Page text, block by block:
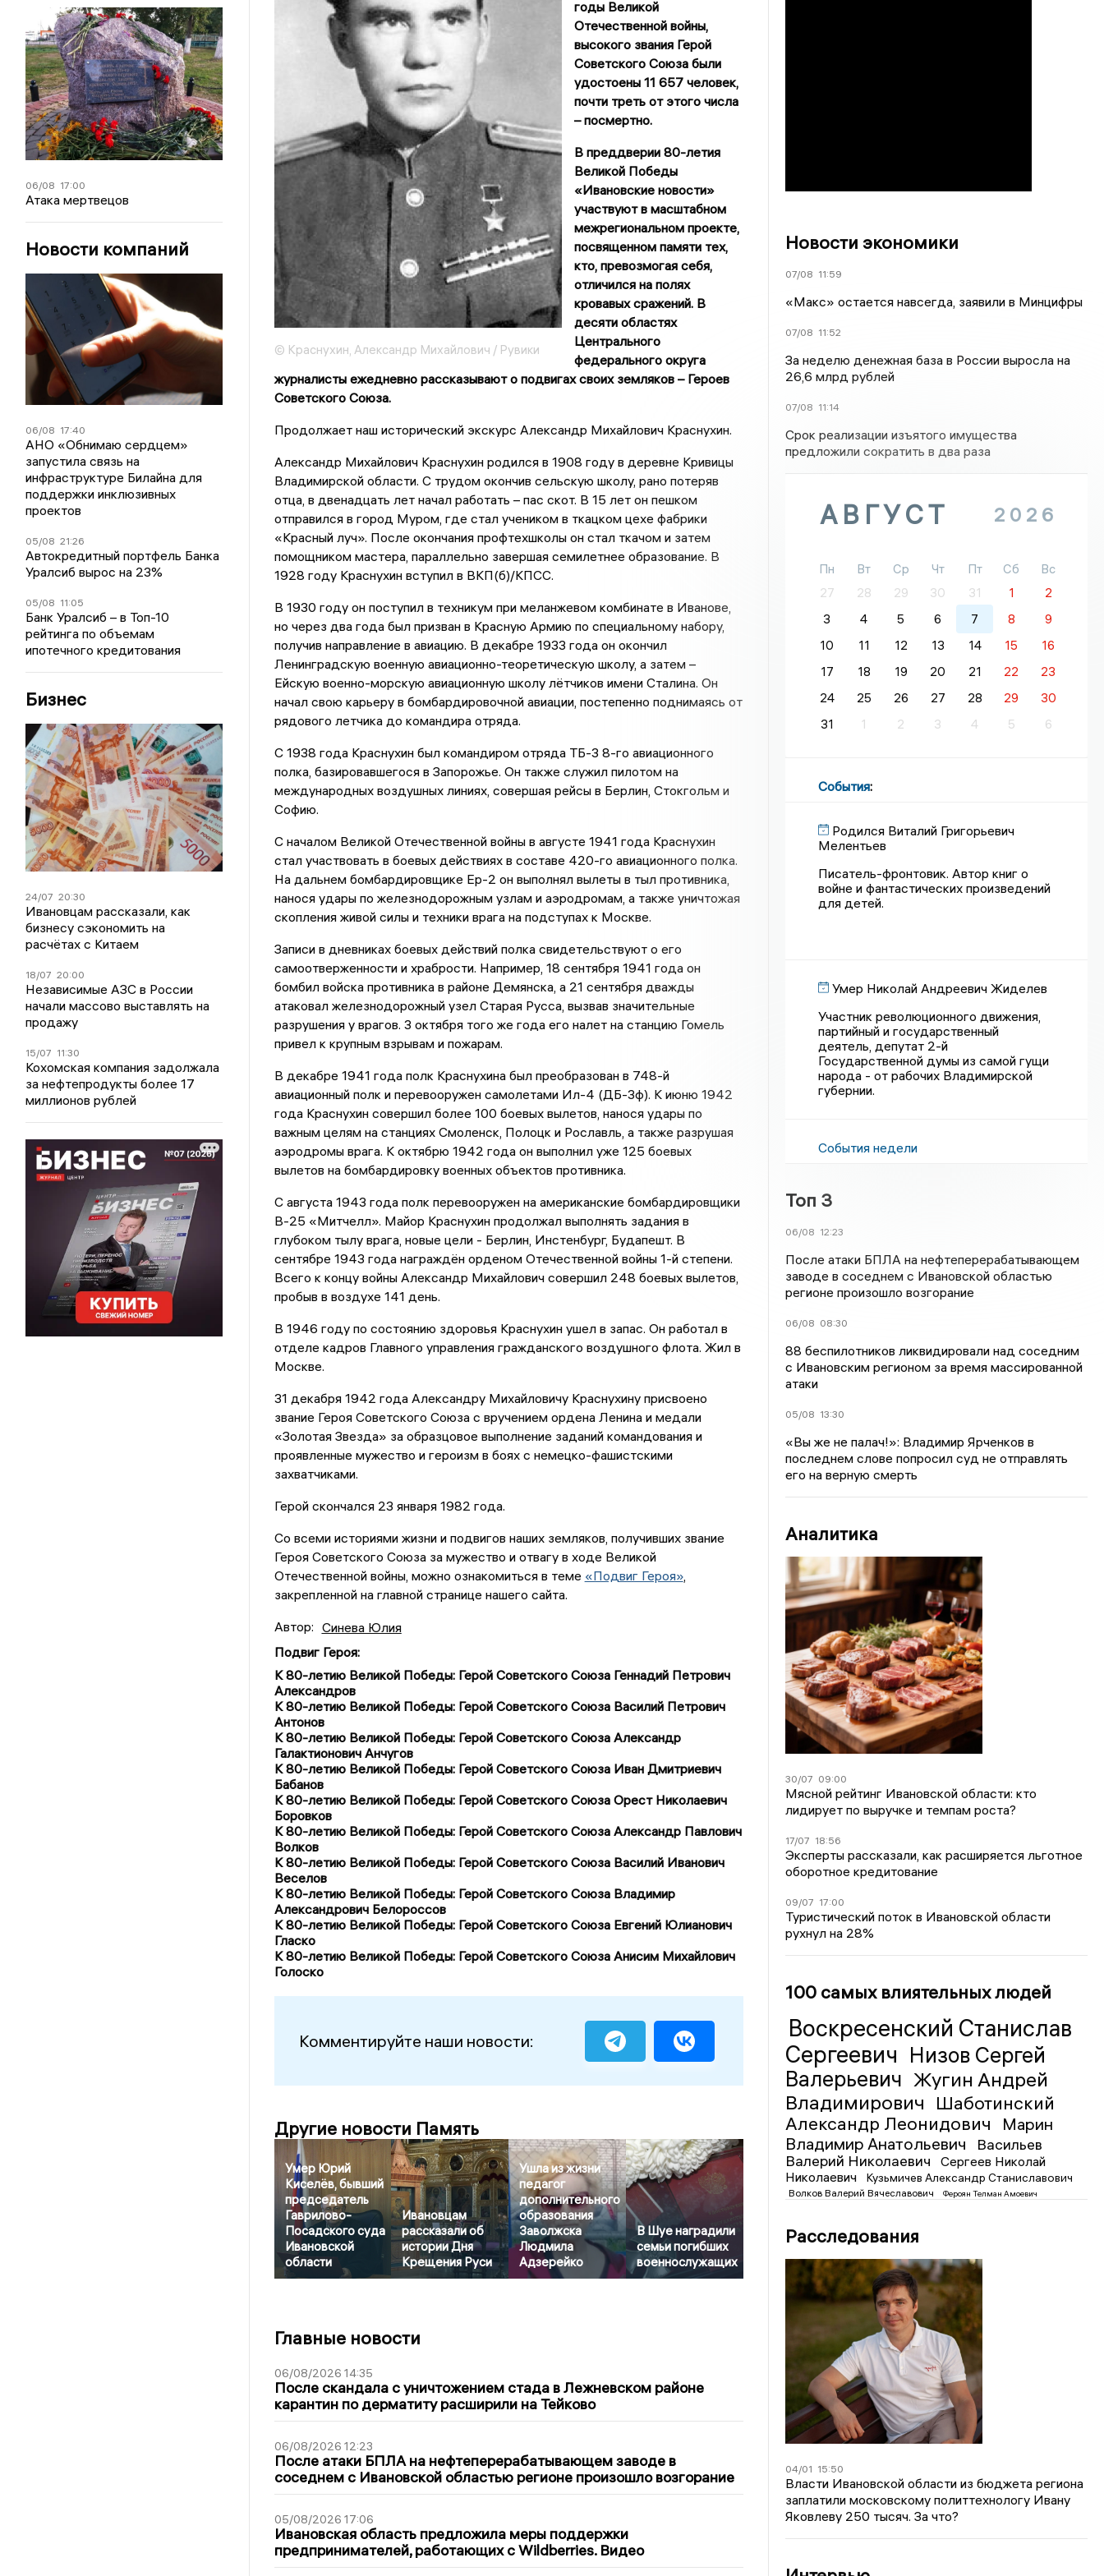
06/08 17:00
Атака мертвецов
Новости компаний
06/08 17:40
АНО «Обнимаю сердцем»
запустила связь на
инфраструктуре Билайна для
поддержки инклюзивных
проектов
05/08 21:26
Автокредитный портфель Банка
Уралсиб вырос на 23%
05/08 11:05
Банк Уралсиб – в Топ-10
рейтинга по объемам
ипотечного кредитования
Бизнес
24/07 20:30
Ивановцам рассказали, как
бизнесу сэкономить на
расчётах с Китаем
18/07 20:00
Независимые АЗС в России
начали массово выставлять на
продажу
15/07 11:30
Кохомская компания задолжала
за нефтепродукты более 17
миллионов рублей
© Краснухин, Александр Михайлович / Рувики
годы Великой
Отечественной войны,
высокого звания Герой
Советского Союза были
удостоены 11 657 человек,
почти треть от этого числа
– посмертно.
В преддверии 80-летия
Великой Победы
«Ивановские новости»
участвуют в масштабном
межрегиональном проекте,
посвященном памяти тех,
кто, превозмогая себя,
отличился на полях
кровавых сражений. В
десяти областях
Центрального
федерального округа
журналисты ежедневно рассказывают о подвигах своих земляков – Героев
Советского Союза.
Продолжает наш исторический экскурс Александр Михайлович Краснухин.
Александр Михайлович Краснухин родился в 1908 году в деревне Кривицы
Владимирской области. С трудом окончив сельскую школу, рано потеряв
отца, в двенадцать лет начал работать – пас скот. В 15 лет он пешком
отправился в город Муром, где стал учеником в ткацком цехе фабрики
«Красный луч». После окончания профтехшколы он стал ткачом и затем
помощником мастера, параллельно завершая семилетнее образование. В
1928 году Краснухин вступил в ВКП(б)/КПСС.
В 1930 году он поступил в техникум при меланжевом комбинате в Иванове,
но через два года был призван в Красную Армию по специальному набору,
получив направление в авиацию. В декабре 1933 года он окончил
Ленинградскую военную авиационно-теоретическую школу, а затем –
Ейскую военно-морскую авиационную школу лётчиков имени Сталина. Он
начал свою карьеру в бомбардировочной авиации, постепенно поднимаясь от
рядового летчика до командира отряда.
С 1938 года Краснухин был командиром отряда ТБ-3 8-го авиационного
полка, базировавшегося в Запорожье. Он также служил пилотом на
международных воздушных линиях, совершая рейсы в Берлин, Стокгольм и
Софию.
С началом Великой Отечественной войны в августе 1941 года Краснухин
стал участвовать в боевых действиях в составе 420-го авиационного полка.
На дальнем бомбардировщике Ер-2 он выполнял вылеты в тыл противника,
нанося удары по железнодорожным узлам и аэродромам, а также уничтожая
скопления живой силы и техники врага на подступах к Москве.
Записи в дневниках боевых действий полка свидетельствуют о его
самоотверженности и храбрости. Например, 18 сентября 1941 года он
бомбил войска противника в районе Демянска, а 21 сентября дважды
атаковал железнодорожный узел Старая Русса, вызвав значительные
разрушения у врагов. 3 октября того же года его налет на станцию Гомель
привел к крупным взрывам и пожарам.
В декабре 1941 года полк Краснухина был преобразован в 748-й
авиационный полк и перевооружен самолетами Ил-4 (ДБ-3ф). К июню 1942
года Краснухин совершил более 100 боевых вылетов, нанося удары по
важным целям на станциях Смоленск, Полоцк и Рославль, а также разрушая
аэродромы врага. К октябрю 1942 года он выполнил уже 125 боевых
вылетов на бомбардировку военных объектов противника.
С августа 1943 года полк перевооружен на американские бомбардировщики
B-25 «Митчелл». Майор Краснухин продолжал выполнять задания в
глубоком тылу врага, новые цели - Берлин, Инстенбург, Будапешт. В
сентябре 1943 года награждён орденом Отечественной войны 1-й степени.
Всего к концу войны Александр Михайлович совершил 248 боевых вылетов,
пробыв в воздухе 141 день.
В 1946 году по состоянию здоровья Краснухин ушел в запас. Он работал в
отделе кадров Главного управления гражданского воздушного флота. Жил в
Москве.
31 декабря 1942 года Александру Михайловичу Краснухину присвоено
звание Героя Советского Союза с вручением ордена Ленина и медали
«Золотая Звезда» за образцовое выполнение заданий командования и
проявленные мужество и героизм в боях с немецко-фашистскими
захватчиками.
Герой скончался 23 января 1982 года.
Со всеми историями жизни и подвигов наших земляков, получивших звание
Героя Советского Союза за мужество и отвагу в ходе Великой
Отечественной войны, можно ознакомиться в теме «Подвиг Героя»,
закрепленной на главной странице нашего сайта.
Автор: Синева Юлия
Подвиг Героя:
К 80-летию Великой Победы: Герой Советского Союза Геннадий Петрович
Александров
К 80-летию Великой Победы: Герой Советского Союза Василий Петрович
Антонов
К 80-летию Великой Победы: Герой Советского Союза Александр
Галактионович Анчугов
К 80-летию Великой Победы: Герой Советского Союза Иван Дмитриевич
Бабанов
К 80-летию Великой Победы: Герой Советского Союза Орест Николаевич
Боровков
К 80-летию Великой Победы: Герой Советского Союза Александр Павлович
Волков
К 80-летию Великой Победы: Герой Советского Союза Василий Иванович
Веселов
К 80-летию Великой Победы: Герой Советского Союза Владимир
Александрович Белороссов
К 80-летию Великой Победы: Герой Советского Союза Евгений Юлианович
Гласко
К 80-летию Великой Победы: Герой Советского Союза Анисим Михайлович
Голоско
Комментируйте наши новости:
Другие новости Память
Умер Юрий
Киселёв, бывший
председатель
Гаврилово-
Посадского суда
Ивановской
области
Ивановцам
рассказали об
истории Дня
Крещения Руси
Ушла из жизни
педагог
дополнительного
образования
Заволжска
Людмила
Адзерейко
В Шуе наградили
семьи погибших
военнослужащих
Главные новости
06/08/2026 14:35
После скандала с уничтожением стада в Лежневском районе
карантин по дерматиту расширили на Тейково
06/08/2026 12:23
После атаки БПЛА на нефтеперерабатывающем заводе в
соседнем с Ивановской областью регионе произошло возгорание
05/08/2026 17:06
Ивановская область предложила меры поддержки
предпринимателей, работающих с Wildberries. Видео
Новости экономики
07/08 11:59
«Макс» остается навсегда, заявили в Минцифры
07/08 11:52
За неделю денежная база в России выросла на
26,6 млрд рублей
07/08 11:14
Срок реализации изъятого имущества
предложили сократить в два раза
АВГУСТ 2026
Пн Вт Ср Чт Пт Сб
Вс
27
28 29 30 31 1
2
3
4 5 6 7 8
9
10
11 12 13 14 15
16
17
18 19 20 21 22
23
24
25 26 27 28 29
30
31
1 2 3 4 5 6
События:
Родился Виталий Григорьевич
Мелентьев
Писатель-фронтовик. Автор книг о
войне и фантастических произведений
для детей.
Умер Николай Андреевич Жиделев
Участник революционного движения,
партийный и государственный
деятель, депутат 2-й
Государственной думы из самой гущи
народа - от рабочих Владимирской
губернии.
События недели
Топ 3
06/08 12:23
После атаки БПЛА на нефтеперерабатывающем
заводе в соседнем с Ивановской областью
регионе произошло возгорание
06/08 08:30
88 беспилотников ликвидировали над соседним
с Ивановским регионом за время массированной
атаки
05/08 13:30
«Вы же не палач!»: Владимир Ярченков в
последнем слове попросил суд не отправлять
его на верную смерть
Аналитика
30/07 09:00
Мясной рейтинг Ивановской области: кто
лидирует по выручке и темпам роста?
17/07 18:56
Эксперты рассказали, как расширяется льготное
оборотное кредитование
09/07 17:00
Туристический поток в Ивановской области
рухнул на 28%
100 самых влиятельных людей
Воскресенский Станислав
Сергеевич Низов Сергей
Валерьевич Жугин Андрей
Владимирович
Шаботинский
Александр Леонидович
Марин
Владимир Анатольевич
Васильев
Валерий Николаевич
Сергеев Николай
Николаевич
Кузьмичев Александр Станиславович
Волков Валерий Вячеславович Фероян Телман Амоевич
Расследования
04/01 15:50
Власти Ивановской области из бюджета региона
заплатили московскому политтехнологу Ивану
Яковлеву 250 тысяч. За что?